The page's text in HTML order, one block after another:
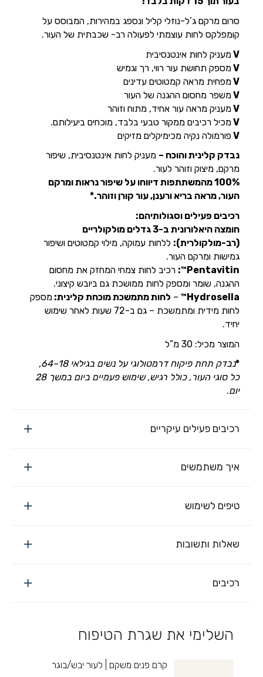
סרום מרקם ג’ל-נוזלי קליל ונספג במהירות, המבוסס על
קומפלקס לחות עוצמתי לפעולה רב- שכבתית של העור.
Vמעניק לחות אינטנסיבית
Vמספק תחושת עור רווי, רך וגמיש
Vמפחית מראה קמטוטים עדינים
Vמשפר מחסום ההגנה של העור
Vמעניק מראה עור אחיד, מתוח וזוהר
Vמכיל רכיבים ממקור טבעי בלבד, מוכחים ביעילותם.
Vפורמולה נקיה מכימיקלים מזיקים
נבדק קלינית והוכח – מעניק לחות אינטנסיבית, שיפור
מרקם, מיצוק וזוהר לעור.
100% מהמשתתפות דיווחו על שיפור נראות ומרקם
העור, מראה בריא ורענן, עור קורן וזוהר.*
רכיבים פעילים וסגולותיהם:
חומצה היאלורונית ב-3 גדלים מולקולריים
(רב-מולקולרית): ללחות עמוקה, מילוי קמטוטים ושיפור
גמישות ומרקם העור.
Pentavitin™:
רכיב לחות צמחי המחזק את מחסום
ההגנה, שומר ומספק לחות ממושכת גם ביובש קיצוני.
Hydrosella™
– לחות מתמשכת מוכחת קלינית: מספק
לחות מידית ומתמשכת – גם ב-72 שעות לאחר שימוש
יחיד.
המוצר מכיל: 30 מ”ל
*
נבדק תחת פיקוח דרמטולוגי על נשים בגילאי 18–64,
כל סוגי העור, כולל רגיש, שימוש פעמיים ביום במשך 28
יום.
רכיבים פעילים עיקריים
איך משתמשים
טיפים לשימוש
שאלות ותשובות
רכיבים
השלימי את שגרת הטיפוח
קרם פנים משקם | לעור יבש/בוגר